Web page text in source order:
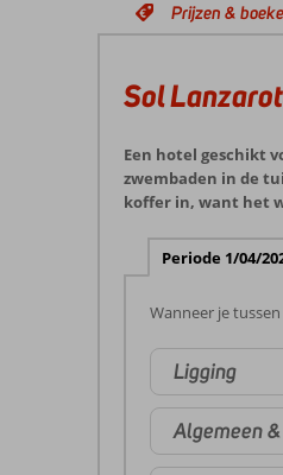
Prijzen &
Sol
Een hotel geschikt
zwembaden in de
koffer in, want het
Periode 1/04/
Wanneer je
Ligging
Algemeen